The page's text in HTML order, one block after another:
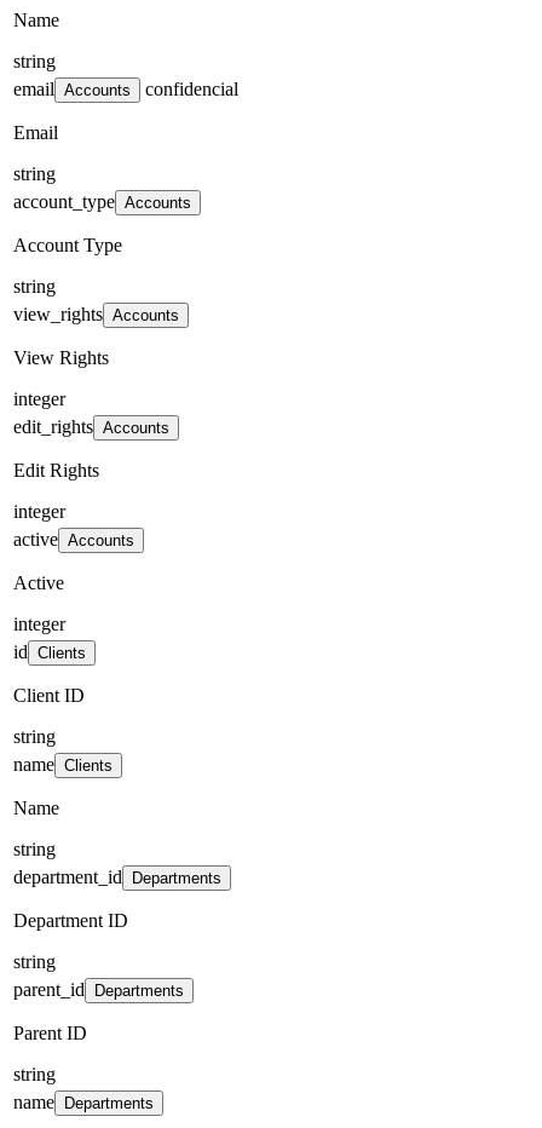
Name
string
email Accounts confidencial
Email
string
account_type Accounts
Account Type
string
view_rights Accounts
View Rights
integer
edit_rights Accounts
Edit Rights
integer
active Accounts
Active
integer
id Clients
Client ID
string
name Clients
Name
string
department_id
Departments
Department ID
string
parent_id
Departments
Parent ID
string
name
Departments